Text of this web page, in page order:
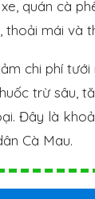
quán cà
mái và
chi phí
trừ sâu,
Đây là
Cà Mau.